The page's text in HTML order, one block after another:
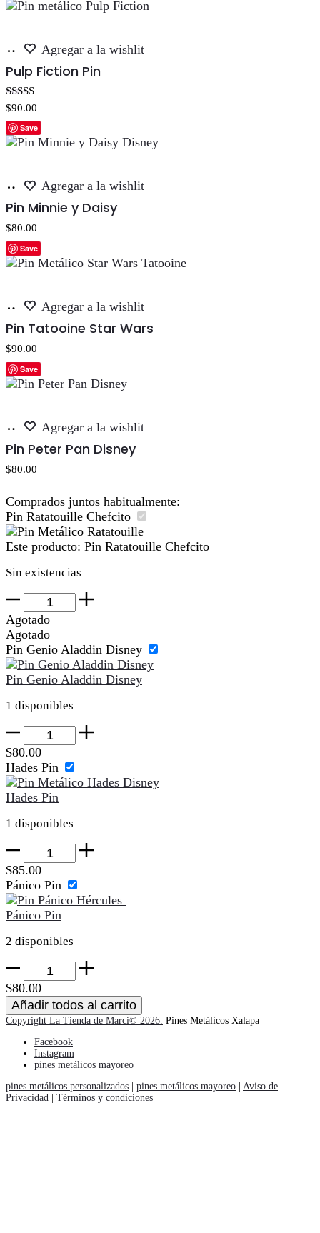
Añadir
carrito
Agregar a la wishlit
Pulp Fiction Pin
Valorado con
de 5
$90.00
Save
Añadir
carrito
Agregar a la wishlit
Pin Minnie y Daisy
$80.00
Save
Añadir
carrito
Agregar a la wishlit
Pin Tatooine Star Wars
$90.00
Save
Añadir
carrito
Agregar a la wishlit
Pin Peter Pan Disney
$80.00
Comprados juntos habitualmente:
Pin Ratatouille Chefcito
Este producto: Pin Ratatouille Chefcito
Sin existencias
Pin
Ratatouille
Chefcito
cantidad
Agotado
Agotado
Pin Genio Aladdin Disney
Pin Genio Aladdin Disney
1 disponibles
Pin
Genio
Aladdin
Disney
cantidad
$80.00
Hades Pin
Hades Pin
1 disponibles
Hades
Pin
cantidad
$85.00
Pánico Pin
Pánico Pin
2 disponibles
Pánico
Pin
cantidad
$80.00
Añadir todos al carrito
Copyright La Tienda de Marci© 2026. Pines Metálicos Xalapa
Facebook
Instagram
pines metálicos mayoreo
pines metálicos personalizados
pines metálicos mayoreo
Aviso de
Privacidad
Términos y condiciones